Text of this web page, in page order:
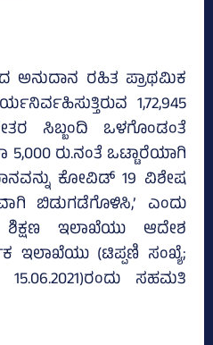
ಅನುದಾನ ರಹಿತ ಪ್ರಾಥಮಿಕ
1,72,945
ಸಿಬ್ಬಂದಿ ಒಳಗೊಂಡಂತೆ
5,000 ರು.ನಂತೆ ಒಟ್ಟಾರೆಯಾಗಿ
ಕೋವಿಡ್‌ 19 ವಿಶೇಷ
ಬಿಡುಗಡೆಗೊಳಿಸಿ,’ ಎಂದು
ಶಿಕ್ಷಣ ಇಲಾಖೆಯು ಆದೇಶ
ಇಲಾಖೆಯು (ಟಿಪ್ಪಣಿ ಸಂಖ್ಯೆ;
ಸಹಮತಿ